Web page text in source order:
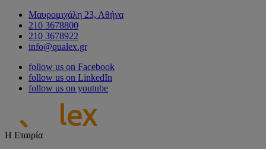
Μαυρομιχάλη 23, Αθήνα
210 3678800
210 3678922
info@qualex.gr
follow us on Facebook
follow us on LinkedIn
follow us on youtube
Η Εταιρία